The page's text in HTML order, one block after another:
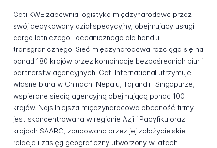
Gati KWE zapewnia logistykę międzynarodową przez
swój dedykowany dział spedycyjny, obejmujący usługi
cargo lotniczego i oceanicznego dla handlu
transgranicznego. Sieć międzynarodowa rozciąga się na
ponad 180 krajów przez kombinację bezpośrednich biur i
partnerstw agencyjnych. Gati International utrzymuje
własne biura w Chinach, Nepalu, Tajlandii i Singapurze,
wspierane siecią agencyjną obejmującą ponad 100
krajów. Najsilniejsza międzynarodowa obecność firmy
jest skoncentrowana w regionie Azji i Pacyfiku oraz
krajach SAARC, zbudowana przez jej założycielskie
relacje i zasięg geograficzny utworzony w latach